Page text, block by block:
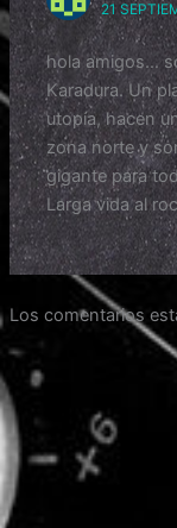
21
hola amigos…
Karadura. Un
utopía, hacen
zona norte y
gigante para
Larga vida al
Los comentarios